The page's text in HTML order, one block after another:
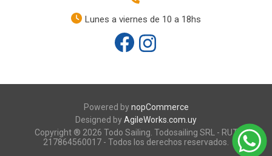
Lunes a viernes de 10 a 18hs
Powered bynopCommerce
Designed byAgileWorks.com.uy
Copyright ® 2026 Todo Sailing. Todosailing SRL - RUT
217864560017 - Todos los derechos reservados.